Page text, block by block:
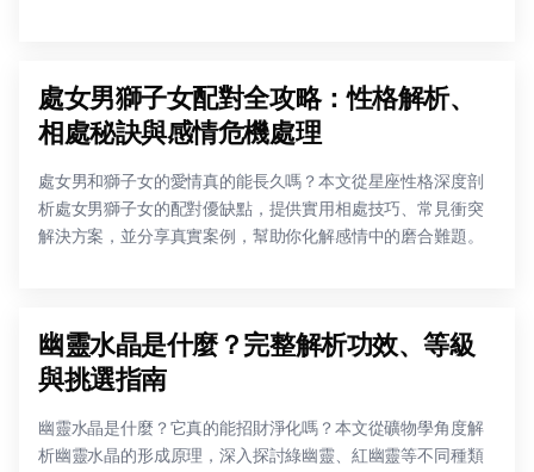
處女男獅子女配對全攻略：性格解析、
相處秘訣與感情危機處理
處女男和獅子女的愛情真的能長久嗎？本文從星座性格深度剖
析處女男獅子女的配對優缺點，提供實用相處技巧、常見衝突
解決方案，並分享真實案例，幫助你化解感情中的磨合難題。
幽靈水晶是什麼？完整解析功效、等級
與挑選指南
幽靈水晶是什麼？它真的能招財淨化嗎？本文從礦物學角度解
析幽靈水晶的形成原理，深入探討綠幽靈、紅幽靈等不同種類